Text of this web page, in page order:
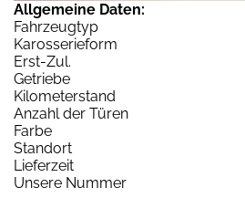
Allgemeine Daten:
Fahrzeugtyp
Karosserieform
Erst-Zul.
Getriebe
Kilometerstand
Anzahl der Türen
Farbe
Standort
Lieferzeit
Unsere Nummer